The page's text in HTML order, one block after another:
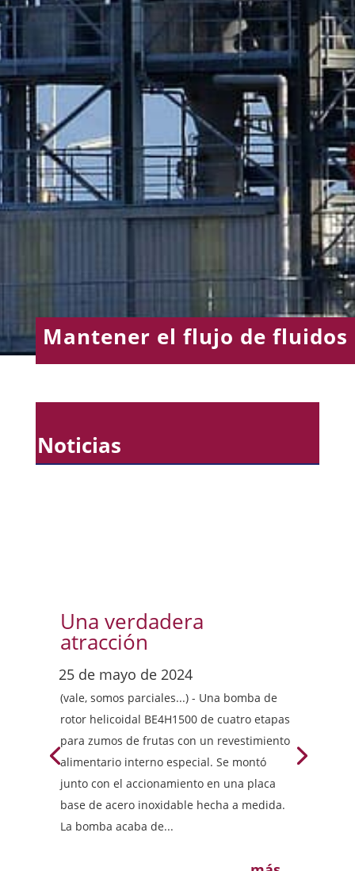
Mantener el flujo de fluidos
Noticias
Una verdadera
atracción
(vale, somos parciales...) - Una bomba de
rotor helicoidal BE4H1500 de cuatro etapas
para zumos de frutas con un revestimiento
alimentario interno especial. Se montó
junto con el accionamiento en una placa
base de acero inoxidable hecha a medida.
La bomba acaba de...